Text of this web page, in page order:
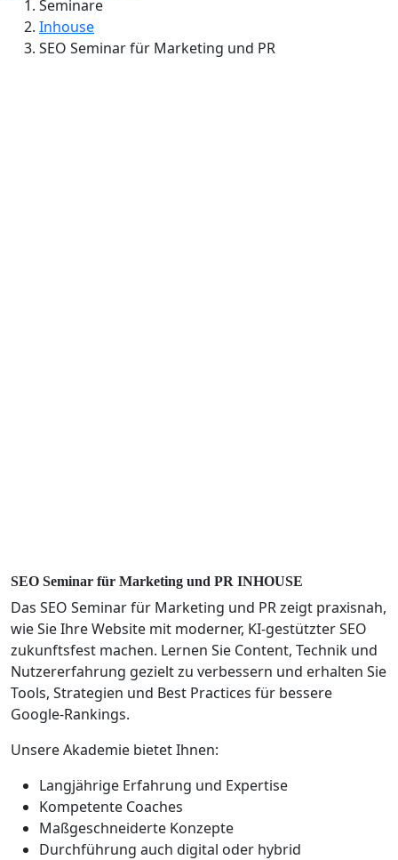
Seminare
Inhouse
SEO Seminar für Marketing und PR
SEO Seminar für Marketing und PR INHOUSE
Das SEO Seminar für Marketing und PR zeigt praxisnah,
wie Sie Ihre Website mit moderner, KI-gestützter SEO
zukunftsfest machen. Lernen Sie Content, Technik und
Nutzererfahrung gezielt zu verbessern und erhalten Sie
Tools, Strategien und Best Practices für bessere
Google-Rankings.
Unsere Akademie bietet Ihnen:
Langjährige Erfahrung und Expertise
Kompetente Coaches
Maßgeschneiderte Konzepte
Durchführung auch digital oder hybrid